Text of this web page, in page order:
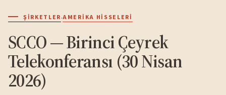
ŞIRKETLER·AMERIKA HISSELERI
SCCO — Birinci Çeyrek
Telekonferansı (30 Nisan
2026)